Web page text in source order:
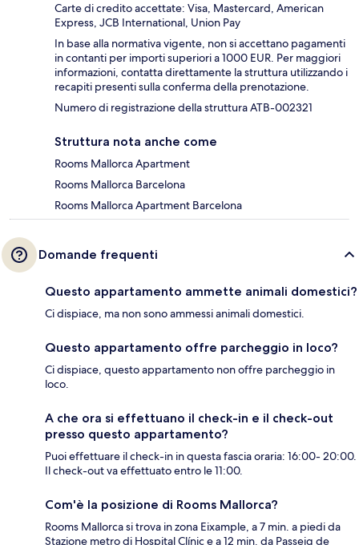
Carte di credito accettate: Visa, Mastercard, American
Express, JCB International, Union Pay
In base alla normativa vigente, non si accettano pagamenti
in contanti per importi superiori a 1000 EUR. Per maggiori
informazioni, contatta direttamente la struttura utilizzando i
recapiti presenti sulla conferma della prenotazione.
Numero di registrazione della struttura ATB-002321
Struttura nota anche come
Rooms Mallorca Apartment
Rooms Mallorca Barcelona
Rooms Mallorca Apartment Barcelona
Domande frequenti
Questo appartamento ammette animali domestici?
Ci dispiace, ma non sono ammessi animali domestici.
Questo appartamento offre parcheggio in loco?
Ci dispiace, questo appartamento non offre parcheggio in
loco.
A che ora si effettuano il check-in e il check-out
presso questo appartamento?
Puoi effettuare il check-in in questa fascia oraria: 16:00- 20:00.
Il check-out va effettuato entro le 11:00.
Com'è la posizione di Rooms Mallorca?
Rooms Mallorca si trova in zona Eixample, a 7 min. a piedi da
Stazione metro di Hospital Clínic e a 12 min. da Passeig de